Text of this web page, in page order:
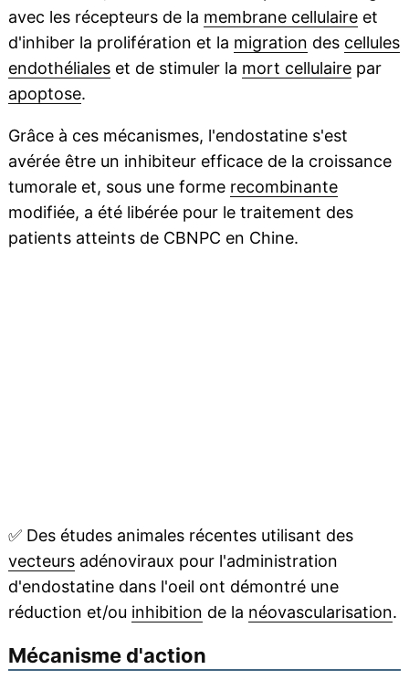
avec les récepteurs de la membrane cellulaireet
d'inhiber la prolifération et la migration des cellules
endothélialeset de stimuler la mort cellulairepar
apoptose.
Grâce à ces mécanismes, l'endostatine s'est
avérée être un inhibiteur efficace de la croissance
tumorale et, sous une forme recombinante
modifiée, a été libérée pour le traitement des
patients atteints de CBNPC en Chine.
✅Des études animales récentes utilisant des
vecteursadénoviraux pour l'administration
d'endostatine dans l'oeil ont démontré une
réduction et/ou inhibition de la néovascularisation.
Mécanisme d'action